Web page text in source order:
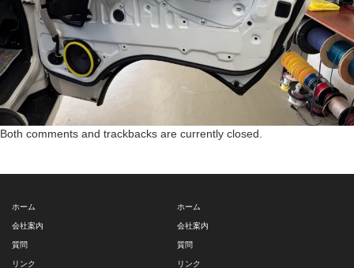
Both comments and trackbacks are currently closed.
ホーム
会社案内
質問
リンク
ホーム
会社案内
質問
リンク